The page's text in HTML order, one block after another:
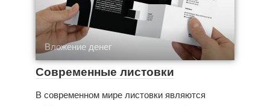
Вложение денег
Современные листовки
В современном мире листовки являются